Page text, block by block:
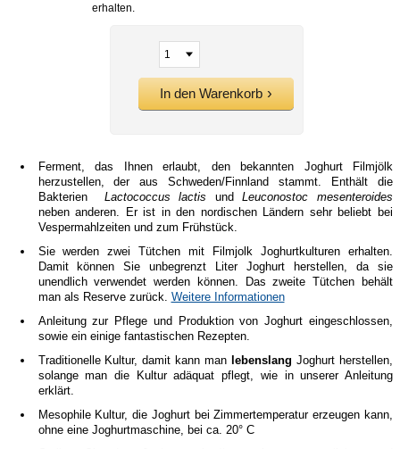
erhalten.
In den Warenkorb
Ferment, das Ihnen erlaubt, den bekannten Joghurt Filmjölk
herzustellen, der aus Schweden/Finnland stammt. Enthält die
Bakterien Lactococcus lactis undLeuconostoc mesenteroides
neben anderen. Er ist in den nordischen Ländern sehr beliebt bei
Vespermahlzeiten und zum Frühstück.
Sie werden zwei Tütchen mit Filmjolk Joghurtkulturen erhalten.
Damit können Sie unbegrenzt Liter Joghurt herstellen, da sie
unendlich verwendet werden können. Das zweite Tütchen behält
man als Reserve zurück. Weitere Informationen
Anleitung zur Pflege und Produktion von Joghurt eingeschlossen,
sowie ein einige fantastischen Rezepten.
Traditionelle Kultur, damit kann man lebenslang Joghurt herstellen,
solange man die Kultur adäquat pflegt, wie in unserer Anleitung
erklärt.
Mesophile Kultur, die Joghurt bei Zimmertemperatur erzeugen kann,
ohne eine Joghurtmaschine, bei ca. 20° C